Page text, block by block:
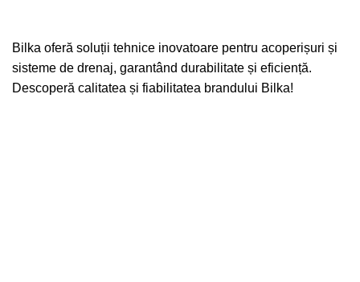
Bilka oferă soluții tehnice inovatoare pentru acoperișuri și
sisteme de drenaj, garantând durabilitate și eficiență.
Descoperă calitatea și fiabilitatea brandului Bilka!